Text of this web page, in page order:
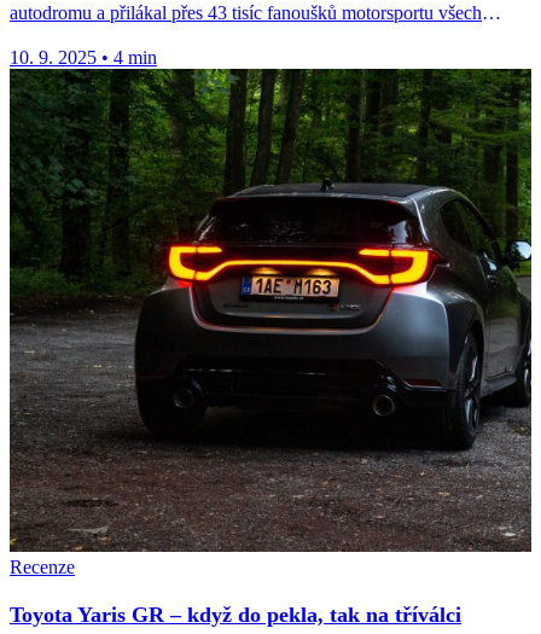
autodromu a přilákal přes 43 tisíc fanoušků motorsportu všech
10. 9. 2025 • 4 min
Recenze
Toyota Yaris GR – když do pekla, tak na tříválci